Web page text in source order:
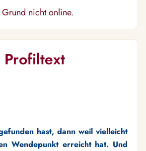
nicht online.
Profiltext
hast, dann weil vielleicht
Wendepunkt erreicht hat. Und